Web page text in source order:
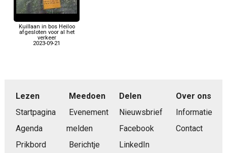
Kuillaan in bos Heiloo
afgesloten voor al het
verkeer
2023-09-21
Lezen
Startpagina
Agenda
Prikbord
Meedoen
Evenement
melden
Berichtje
Delen
Nieuwsbrief
Facebook
LinkedIn
Over ons
Informatie
Contact